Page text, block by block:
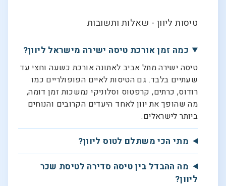
טיסות ליוון - שאלות ותשובות
כמה זמן אורכת טיסה ישירה מישראל ליוון?
טיסה ישירה מתל אביב לאתונה אורכת כשעה וחצי עד
שעתיים בלבד. גם הטיסות לאיים הפופולריים כמו
רודוס, כרתים, קרפטוס וסלוניקי נמשכות זמן דומה,
מה שהופך את יוון לאחד היעדים הקרובים והנוחים
ביותר לישראלים.
מתי הכי משתלם לטוס ליוון?
מה ההבדל בין טיסה סדירה לטיסת שכר
ליוון?